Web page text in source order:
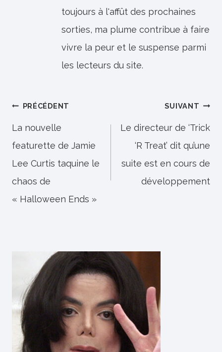
toujours à l'affût des prochaines
sorties, ma plume contribue à faire
vivre la peur et le suspense parmi
les lecteurs du site.
Navigation
de
l’article
PRÉCÉDENT
La nouvelle
featurette de Jamie
Lee Curtis taquine le
chaos de
« Halloween Ends »
SUIVANT
Le directeur de ‘Trick
‘R Treat’ dit qu’une
suite est en cours de
développement